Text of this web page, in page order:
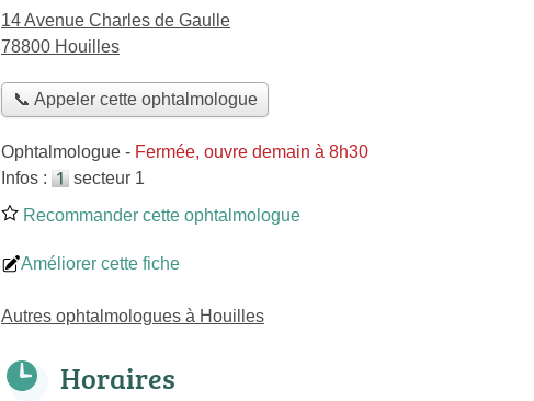
14 Avenue Charles de Gaulle
78800 Houilles
📞 Appeler cette ophtalmologue
Ophtalmologue - Fermée, ouvre demain à 8h30
Infos :
secteur 1
Recommander cette ophtalmologue
Améliorer cette fiche
Autres ophtalmologues à Houilles
Horaires